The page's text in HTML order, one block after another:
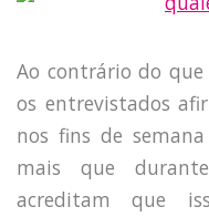
Ao contrário do
os entrevistados
nos fins de
mais que
acreditam que